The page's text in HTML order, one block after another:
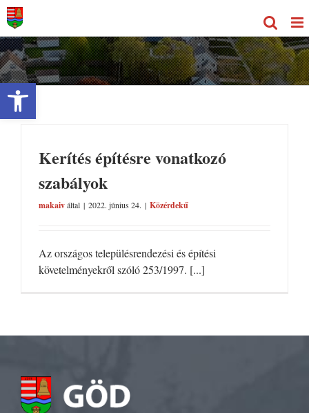
Eszköztár megnyitása
Kihagyás
Kerítés építésre vonatkozó
szabályok
makaiváltal | 2022. június 24. | Közérdekű
Az országos településrendezési és építési
követelményekről szóló 253/1997. [...]